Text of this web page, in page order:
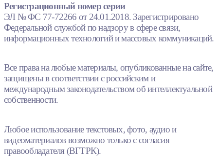
Регистрационный номер серии
ЭЛ № ФС 77-72266 от 24.01.2018. Зарегистрировано
Федеральной службой по надзору в сфере связи,
информационных технологий и массовых коммуникаций.
Все права на любые материалы, опубликованные на сайте,
защищены в соответствии с российским и
международным законодательством об интеллектуальной
собственности.
Любое использование текстовых, фото, аудио и
видеоматериалов возможно только с согласия
правообладателя (ВГТРК).